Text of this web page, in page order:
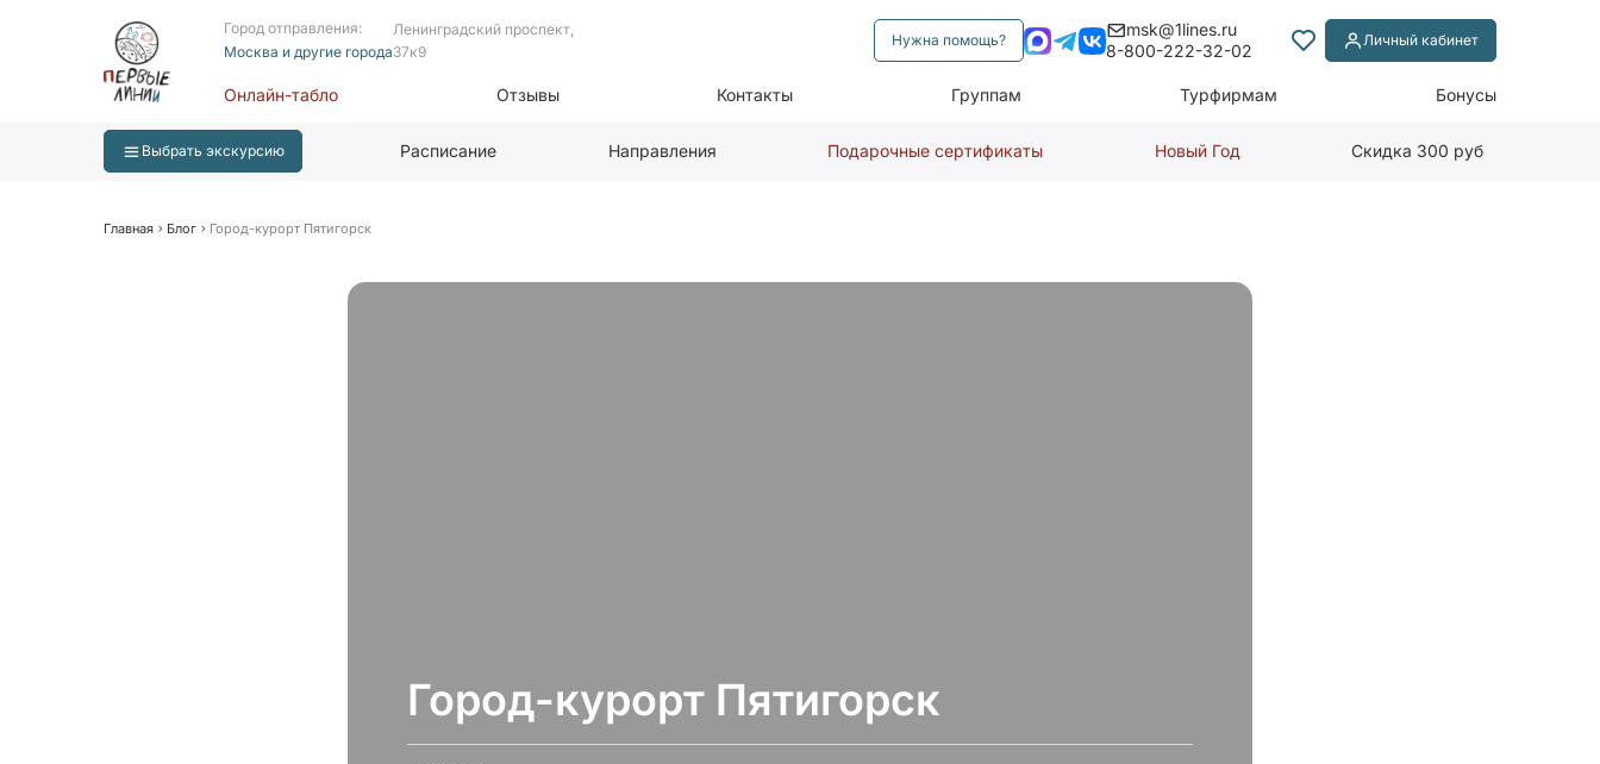
Город отправления:
Москва и другие города
Ленинградский проспект,
37к9
Нужна помощь?
msk@1lines.ru
8-800-222-32-02
Личный кабинет
Онлайн-табло Отзывы Контакты Группам Турфирмам Бонусы
Выбрать экскурсию Расписание Направления Подарочные сертификаты Новый Год Скидка 300 руб
Главная Блог Город-курорт Пятигорск
Город-курорт Пятигорск